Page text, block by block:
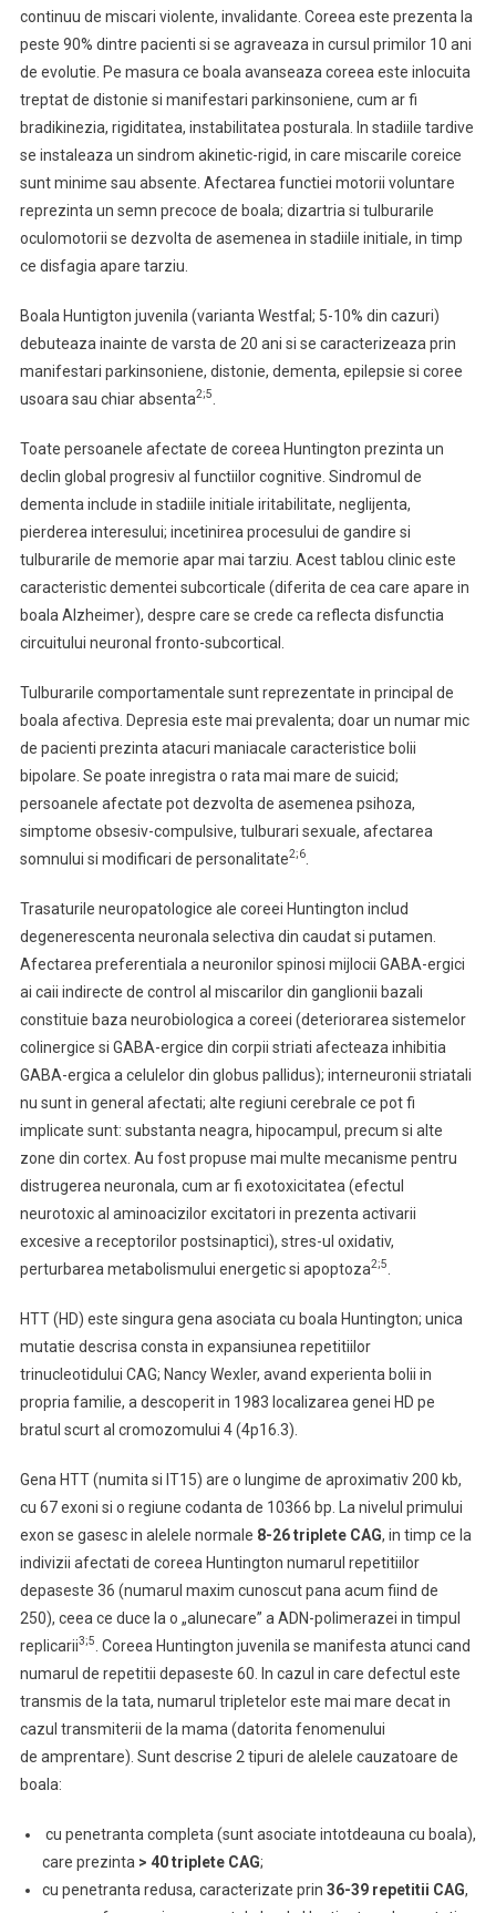
continuu de miscari violente, invalidante. Coreea este prezenta la
peste 90% dintre pacienti si se agraveaza in cursul primilor 10 ani
de evolutie. Pe masura ce boala avanseaza coreea este inlocuita
treptat de distonie si manifestari parkinsoniene, cum ar fi
bradikinezia, rigiditatea, instabilitatea posturala. In stadiile tardive
se instaleaza un sindrom akinetic-rigid, in care miscarile coreice
sunt minime sau absente. Afectarea functiei motorii voluntare
reprezinta un semn precoce de boala; dizartria si tulburarile
oculomotorii se dezvolta de asemenea in stadiile initiale, in timp
ce disfagia apare tarziu.
Boala Huntigton juvenila (varianta Westfal; 5-10% din cazuri)
debuteaza inainte de varsta de 20 ani si se caracterizeaza prin
manifestari parkinsoniene, distonie, dementa, epilepsie si coree
usoara sau chiar absenta2;5
Toate persoanele afectate de coreea Huntington prezinta un
declin global progresiv al functiilor cognitive. Sindromul de
dementa include in stadiile initiale iritabilitate, neglijenta,
pierderea interesului; incetinirea procesului de gandire si
tulburarile de memorie apar mai tarziu. Acest tablou clinic este
caracteristic dementei subcorticale (diferita de cea care apare in
boala Alzheimer), despre care se crede ca reflecta disfunctia
circuitului neuronal fronto-subcortical.
Tulburarile comportamentale sunt reprezentate in principal de
boala afectiva. Depresia este mai prevalenta; doar un numar mic
de pacienti prezinta atacuri maniacale caracteristice bolii
bipolare. Se poate inregistra o rata mai mare de suicid;
persoanele afectate pot dezvolta de asemenea psihoza,
simptome obsesiv-compulsive, tulburari sexuale, afectarea
somnului si modificari de personalitate2;6.
Trasaturile neuropatologice ale coreei Huntington includ
degenerescenta neuronala selectiva din caudat si putamen.
Afectarea preferentiala a neuronilor spinosi mijlocii GABA-ergici
ai caii indirecte de control al miscarilor din ganglionii bazali
constituie baza neurobiologica a coreei (deteriorarea sistemelor
colinergice si GABA-ergice din corpii striati afecteaza inhibitia
GABA-ergica a celulelor din globus pallidus); interneuronii striatali
nu sunt in general afectati; alte regiuni cerebrale ce pot fi
implicate sunt: substanta neagra, hipocampul, precum si alte
zone din cortex. Au fost propuse mai multe mecanisme pentru
distrugerea neuronala, cum ar fi exotoxicitatea (efectul
neurotoxic al aminoacizilor excitatori in prezenta activarii
excesive a receptorilor postsinaptici), stres-ul oxidativ,
perturbarea metabolismului energetic si apoptoza2;5
HTT (HD) este singura gena asociata cu boala Huntington; unica
mutatie descrisa consta in expansiunea repetitiilor
trinucleotidului CAG; Nancy Wexler, avand experienta bolii in
propria familie, a descoperit in 1983 localizarea genei HD pe
bratul scurt al cromozomului 4 (4p16.3).
Gena HTT (numita si IT15) are o lungime de aproximativ 200 kb,
cu 67 exoni si o regiune codanta de 10366 bp. La nivelul primului
exon se gasesc in alelele normale 8-26 triplete CAG, in timp ce la
indivizii afectati de coreea Huntington numarul repetitiilor
depaseste 36 (numarul maxim cunoscut pana acum fiind de
250), ceea ce duce la o „alunecare” a ADN-polimerazei in timpul
replicarii3;5 . Coreea Huntington juvenila se manifesta atunci cand
numarul de repetitii depaseste 60. In cazul in care defectul este
transmis de la tata, numarul tripletelor este mai mare decat in
cazul transmiterii de la mama (datorita fenomenului
de amprentare). Sunt descrise 2 tipuri de alelele cauzatoare de
boala:
cu penetranta completa (sunt asociate intotdeauna cu boala),
care prezinta > 40 triplete CAG;
cu penetranta redusa, caracterizate prin 36-39 repetitii CAG,